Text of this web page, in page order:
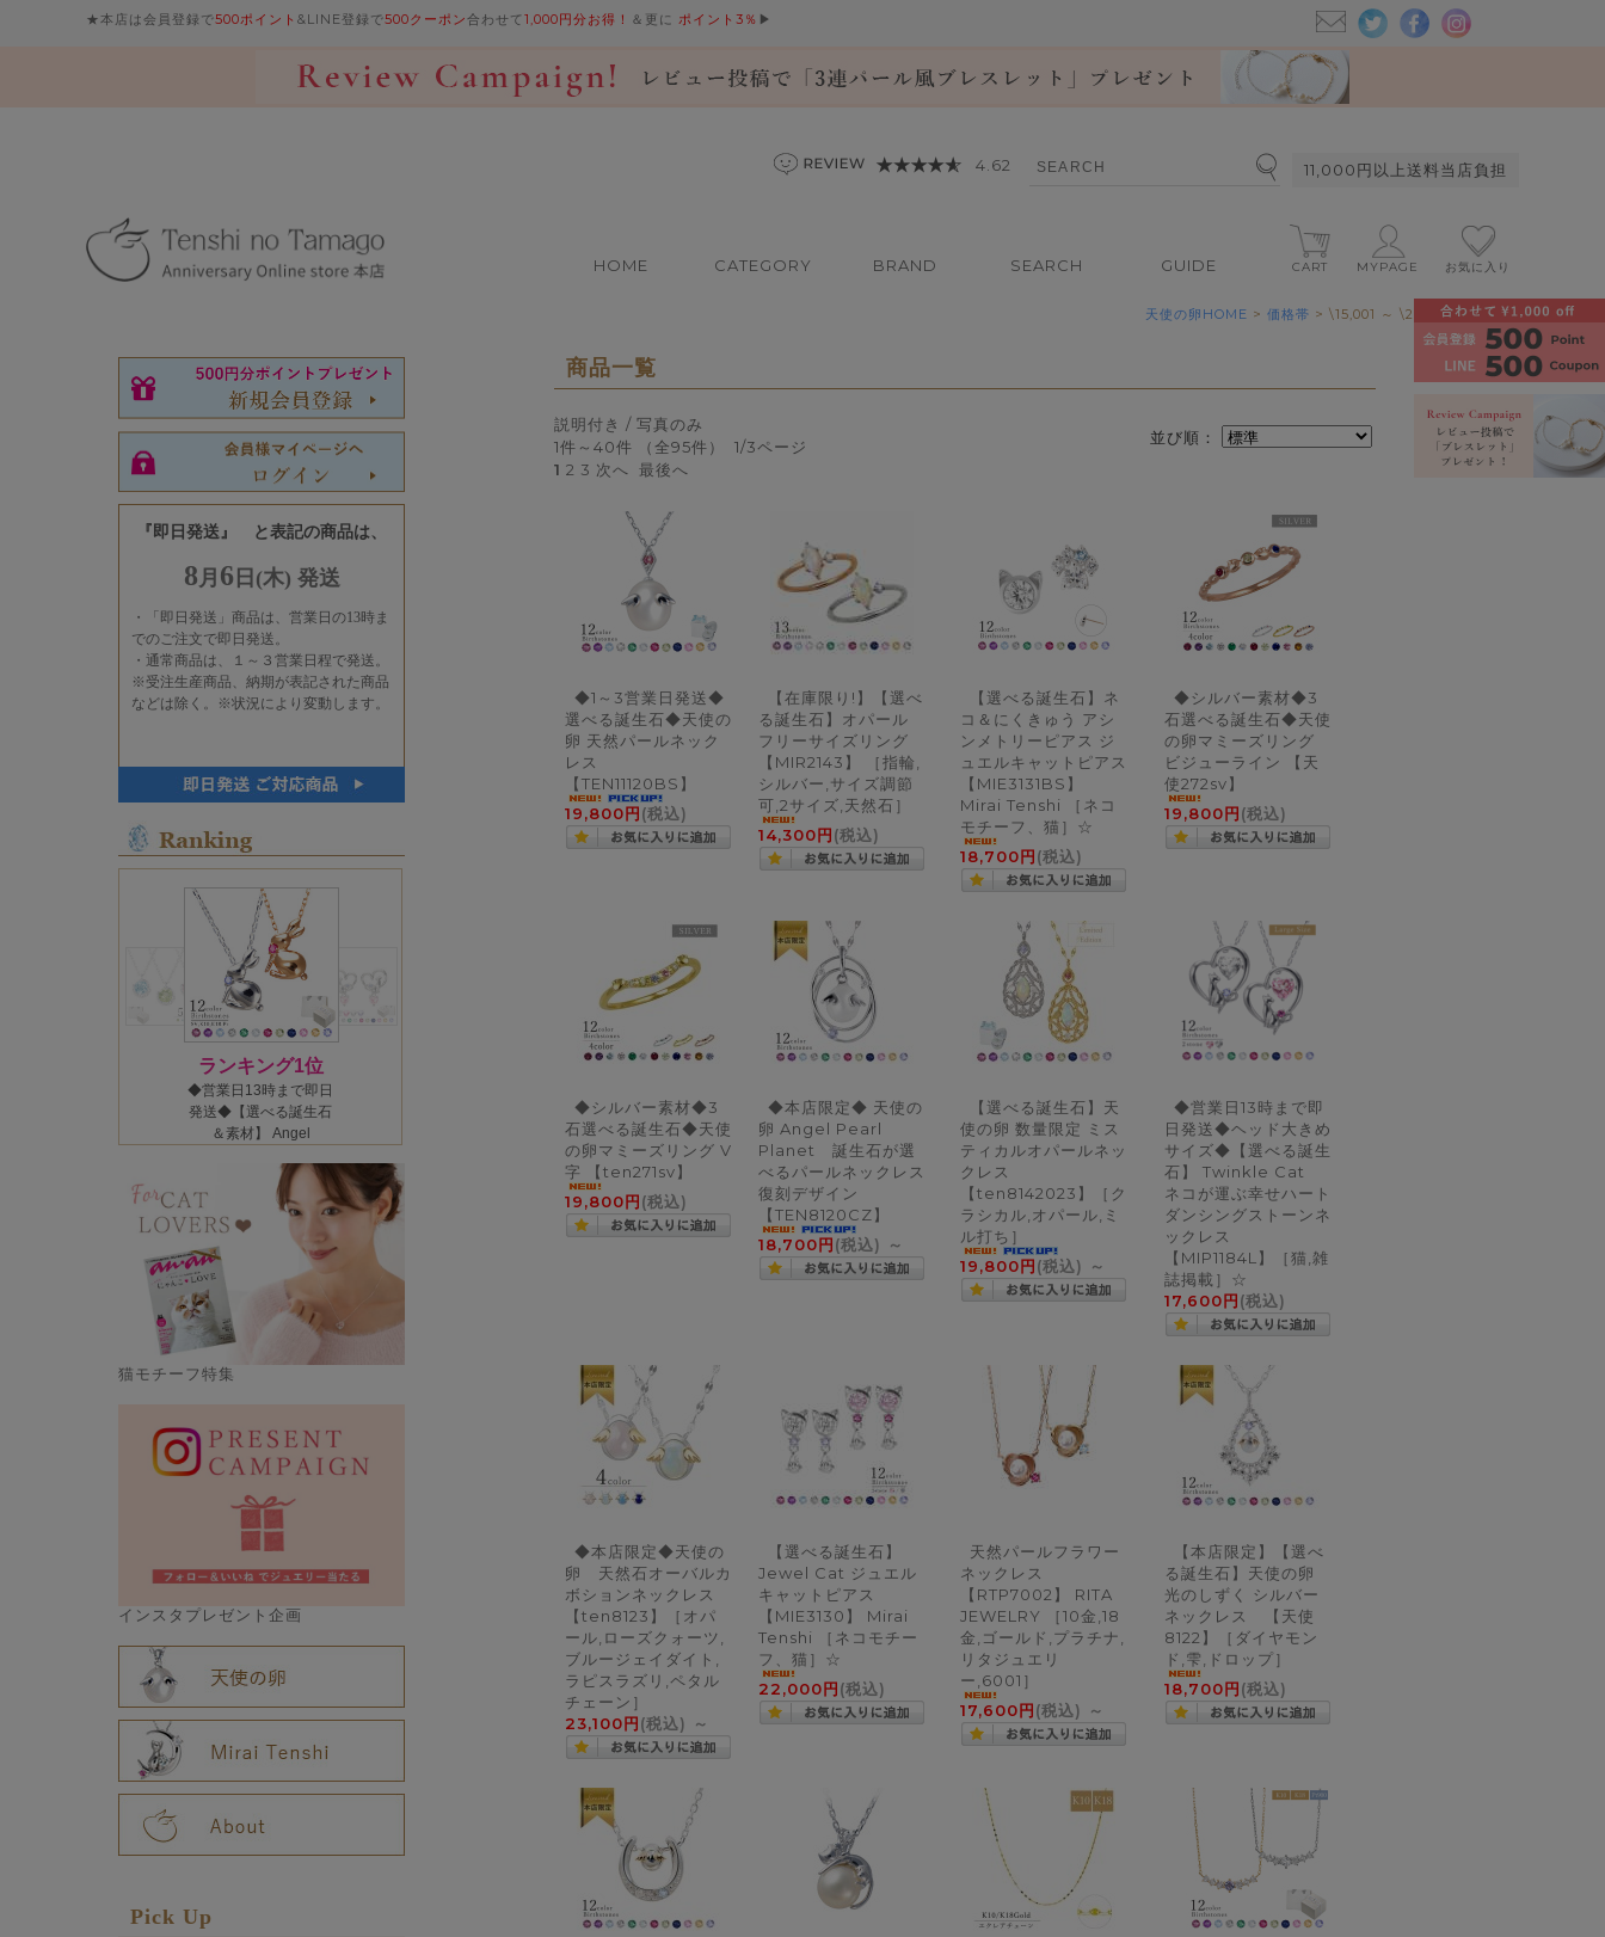
★本店は会員登録で500ポイント &LINE登録で500クーポン合わせて 1,000円分お得！ ＆更に ポイント3％ ▶
4.62 11,000円以上送料当店負担
HOME CATEGORY BRAND SEARCH GUIDE CART MYPAGE お気に入り
猫モチーフ特集
インスタプレゼント企画
Pick Up
天使の卵HOME > 価格帯 > \15,001 ～ \20,000
商品一覧
並び順：
説明付き / 写真のみ
1件～40件 （全95件） 1/3ページ
1 2 3 次へ 最後へ
◆1～3営業日発送◆
選べる誕生石◆天使の
卵 天然パールネック
レス
【TEN11120BS】
19,800円(税込)
【在庫限り!】【選べ
る誕生石】オパール
フリーサイズリング
【MIR2143】 ［指輪,
シルバー,サイズ調節
可,2サイズ,天然石］
14,300円(税込)
【選べる誕生石】ネ
コ＆にくきゅう アシ
ンメトリーピアス ジ
ュエルキャットピアス
【MIE3131BS】
Mirai Tenshi ［ネコ
モチーフ、猫］☆
18,700円(税込)
◆シルバー素材◆3
石選べる誕生石◆天使
の卵マミーズリング
ビジューライン 【天
使272sv】
19,800円(税込)
◆シルバー素材◆3
石選べる誕生石◆天使
の卵マミーズリング V
字 【ten271sv】
19,800円(税込)
◆本店限定◆ 天使の
卵 Angel Pearl
Planet 誕生石が選
べるパールネックレス
復刻デザイン
【TEN8120CZ】
18,700円(税込) ～
【選べる誕生石】天
使の卵 数量限定 ミス
ティカルオパールネッ
クレス
【ten8142023】［ク
ラシカル,オパール,ミ
ル打ち］
19,800円(税込) ～
◆営業日13時まで即
日発送◆ヘッド大きめ
サイズ◆【選べる誕生
石】 Twinkle Cat
ネコが運ぶ幸せハート
ダンシングストーンネ
ックレス
【MIP1184L】［猫,雑
誌掲載］☆
17,600円(税込)
◆本店限定◆天使の
卵 天然石オーバルカ
ボションネックレス
【ten8123】［オパ
ール,ローズクォーツ,
ブルージェイダイト,
ラピスラズリ,ペタル
チェーン］
23,100円(税込) ～
【選べる誕生石】
Jewel Cat ジュエル
キャットピアス
【MIE3130】 Mirai
Tenshi ［ネコモチー
フ、猫］☆
22,000円(税込)
天然パールフラワー
ネックレス
【RTP7002】 RITA
JEWELRY ［10金,18
金,ゴールド,プラチナ,
リタジュエリ
ー,6001］
17,600円(税込) ～
【本店限定】【選べ
る誕生石】天使の卵
光のしずく シルバー
ネックレス 【天使
8122】［ダイヤモン
ド,雫,ドロップ］
18,700円(税込)